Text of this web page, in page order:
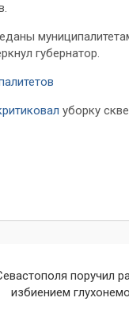
губернатор.
уборку
поручил
избиением